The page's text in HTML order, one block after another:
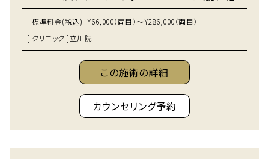
[ 標準料金(税込) ]¥66,000（両目）～¥286,000（両目）
[ クリニック ]立川院
この施術の詳細
カウンセリング予約